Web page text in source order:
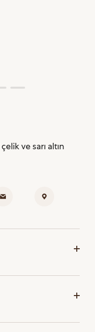
ve sarı altın
işlemi
alınan tüm yeni